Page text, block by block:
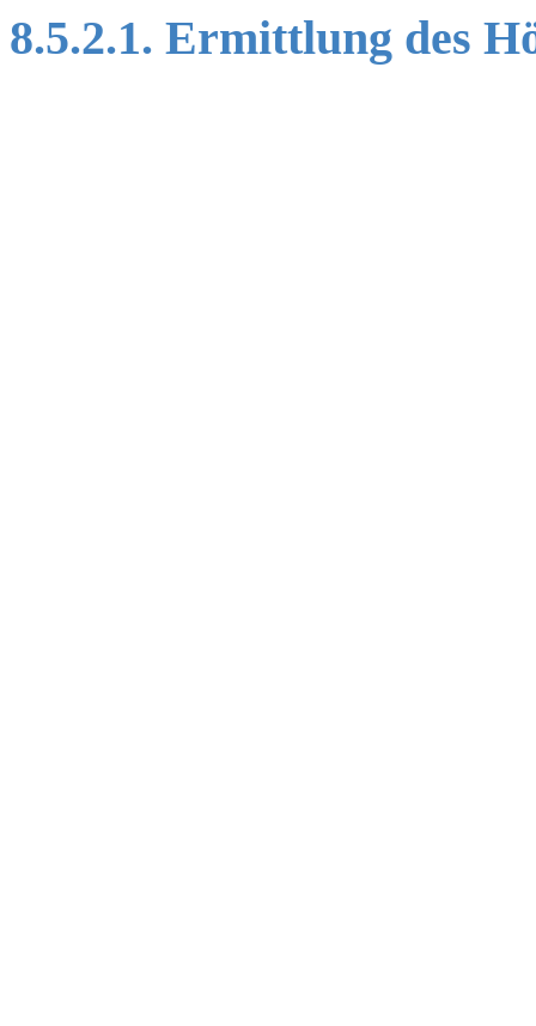
8.5.2.1. Ermittlung des